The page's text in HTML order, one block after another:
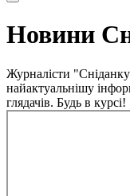
Новини
Журналісти
найактуальнішу
глядачів. Будь в курсі!